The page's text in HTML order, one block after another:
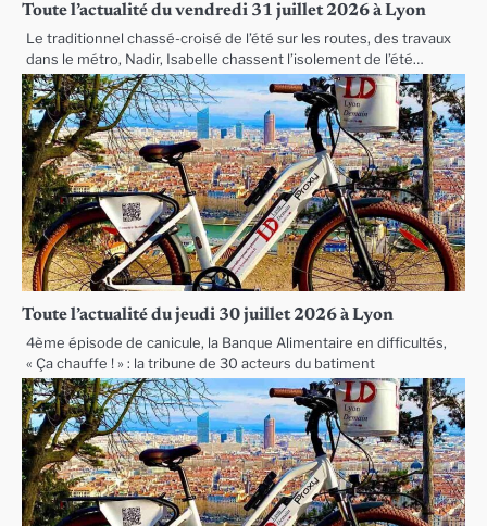
Toute l’actualité du vendredi 31 juillet 2026 à Lyon
Le traditionnel chassé-croisé de l’été sur les routes, des travaux
dans le métro, Nadir, Isabelle chassent l’isolement de l’été…
Toute l’actualité du jeudi 30 juillet 2026 à Lyon
4ème épisode de canicule, la Banque Alimentaire en difficultés,
« Ça chauffe ! » : la tribune de 30 acteurs du batiment